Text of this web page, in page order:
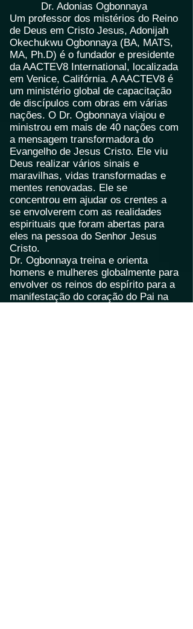
Dr. Adonias Ogbonnaya
Um professor dos mistérios do Reino
de Deus em Cristo Jesus, Adonijah
Okechukwu Ogbonnaya (BA, MATS,
MA, Ph.D) é o fundador e presidente
da AACTEV8 International, localizada
em Venice, Califórnia. A AACTEV8 é
um ministério global de capacitação
de discípulos com obras em várias
nações. O Dr. Ogbonnaya viajou e
ministrou em mais de 40 nações com
a mensagem transformadora do
Evangelho de Jesus Cristo. Ele viu
Deus realizar vários sinais e
maravilhas, vidas transformadas e
mentes renovadas. Ele se
concentrou em ajudar os crentes a
se envolverem com as realidades
espirituais que foram abertas para
eles na pessoa do Senhor Jesus
Cristo.
Dr. Ogbonnaya treina e orienta
homens e mulheres globalmente para
envolver os reinos do espírito para a
manifestação do coração do Pai na